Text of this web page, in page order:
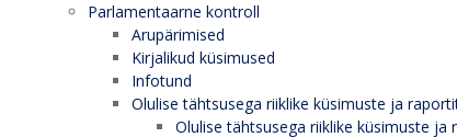
Parlamentaarne kontroll
Arupärimised
Kirjalikud küsimused
Infotund
Olulise tähtsusega riiklike küsimuste ja
Olulise tähtsusega riiklike küsimuste ja